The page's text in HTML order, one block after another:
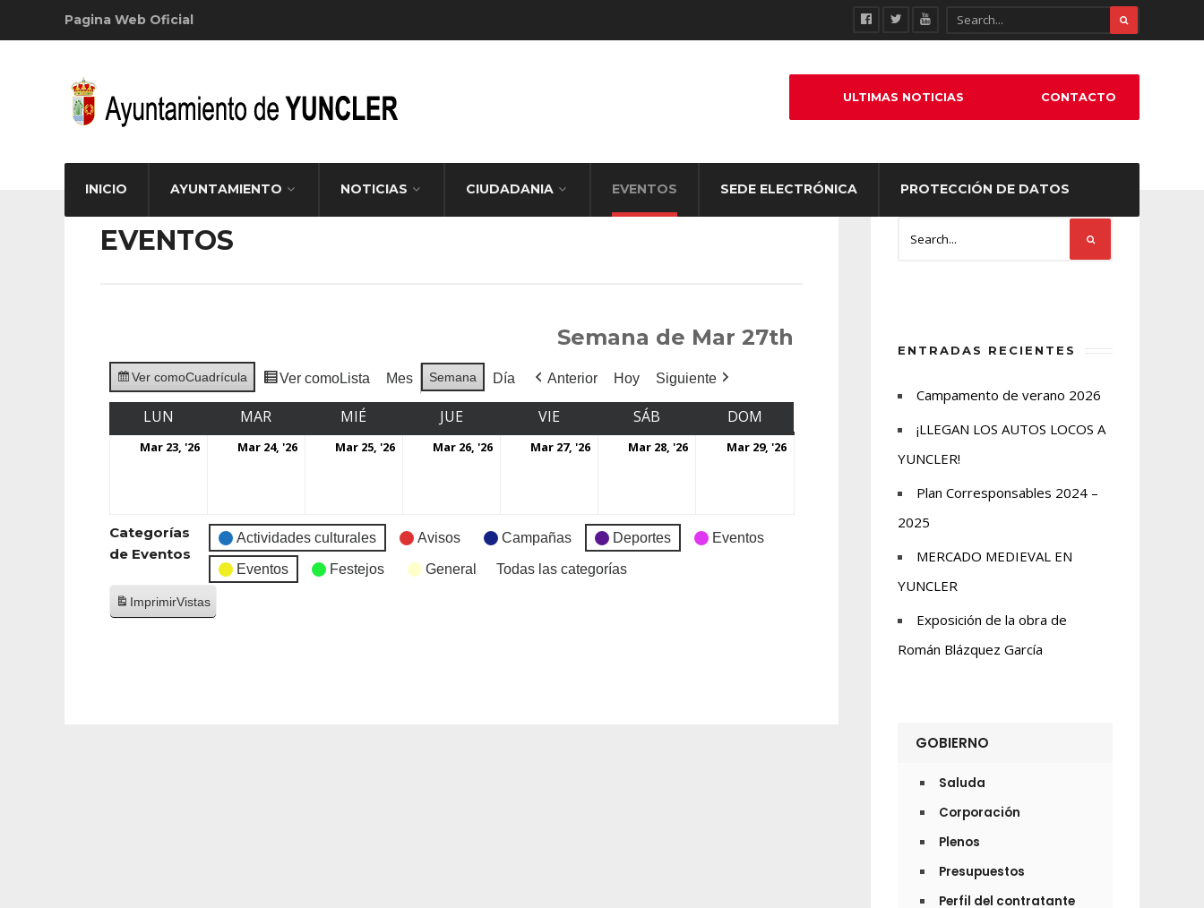
Pagina Web Oficial
INICIO AYUNTAMIENTO NOTICIAS CIUDADANIA EVENTOS SEDE ELECTRÓNICA PROTECCIÓN DE DATOS
ULTIMAS NOTICIAS CONTACTO
EVENTOS
Semana de Mar 27th
Ver comoCuadrícula Ver comoLista Mes Semana Día Anterior Hoy Siguiente
LUN MAR MIÉ JUE VIE SÁB DOM
Mar 23, '26 Mar 24, '26 Mar 25, '26 Mar 26, '26 Mar 27, '26 Mar 28, '26 Mar 29, '26
Categorías
de Eventos
Actividades culturales Avisos Campañas Deportes Eventos
Eventos Festejos General Todas las categorías
ImprimirVistas
ENTRADAS RECIENTES
Campamento de verano 2026
¡LLEGAN LOS AUTOS LOCOS A
YUNCLER!
Plan Corresponsables 2024 –
2025
MERCADO MEDIEVAL EN
YUNCLER
Exposición de la obra de
Román Blázquez García
GOBIERNO
Saluda
Corporación
Plenos
Presupuestos
Perfil del contratante